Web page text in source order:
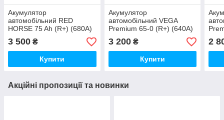
Акумулятор
автомобільний RED
HORSE 75 Ah (R+) (680А)
3 500 ₴
Купити
Акумулятор
автомобільний VEGA
Premium 65-0 (R+) (640А)
3 200₴
Купити
2
Акційні пропозиції та новинки